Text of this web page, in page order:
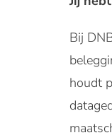
Bij
houdt